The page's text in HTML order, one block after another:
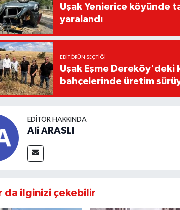
Uşak Yenierice köyünde
yaralandı
EDITÖRÜN SEÇTIĞI
Uşak Eşme Dereköy'deki
bahçelerinde üretim
EDITÖR HAKKINDA
Ali ARASLI
da ilginizi çekebilir